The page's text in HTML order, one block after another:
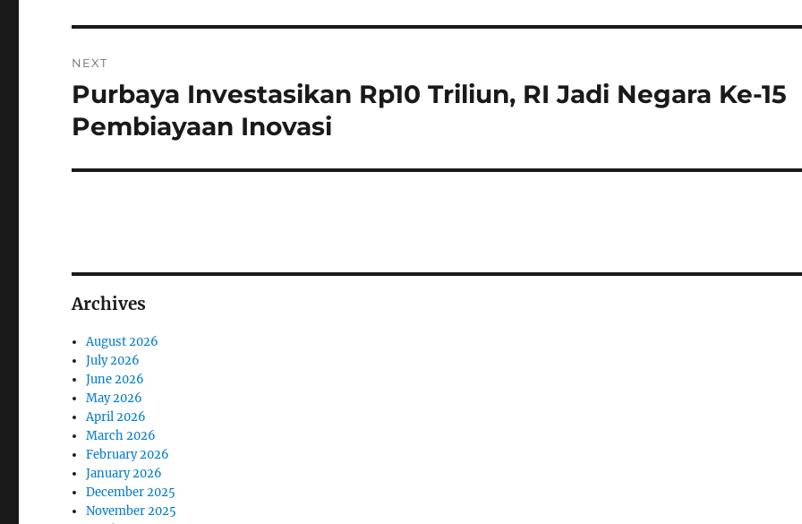
NEXT
Next
post:
Purbaya Investasikan Rp10 Triliun, RI Jadi Negara Ke-15
Pembiayaan Inovasi
Archives
August 2026
July 2026
June 2026
May 2026
April 2026
March 2026
February 2026
January 2026
December 2025
November 2025